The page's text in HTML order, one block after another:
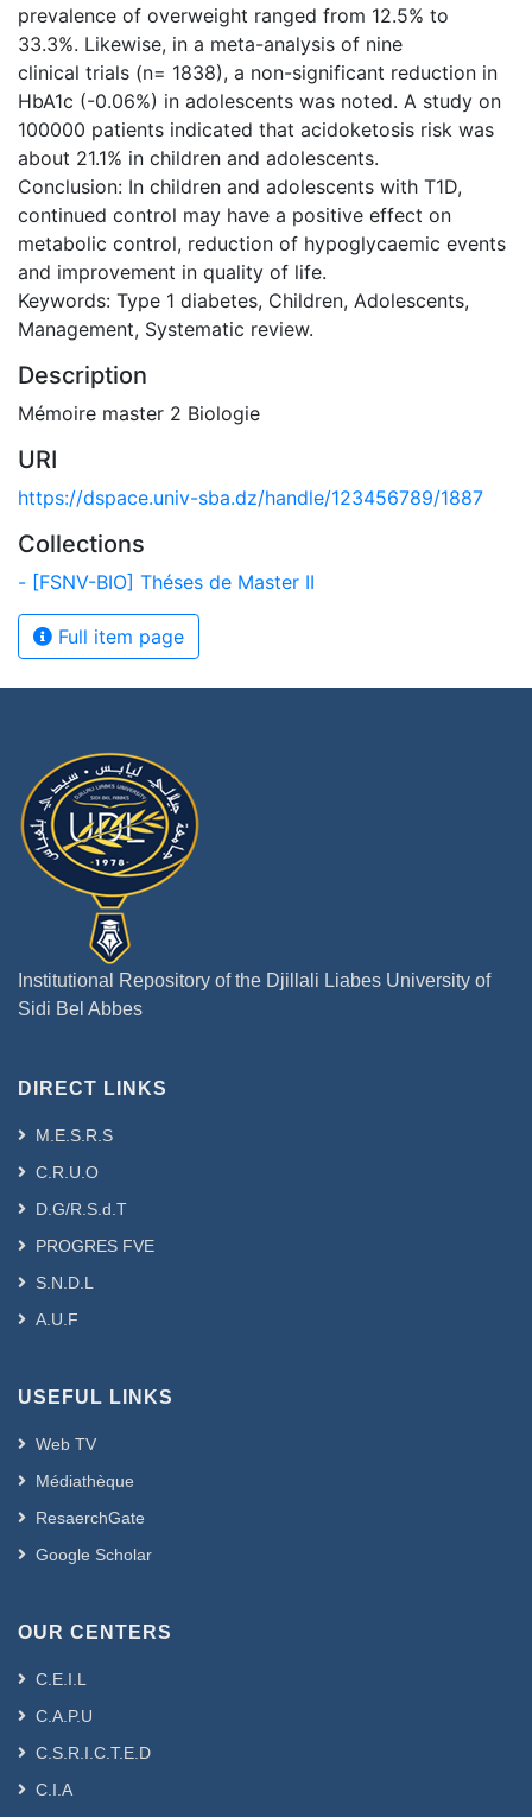
prevalence of overweight ranged from 12.5% to
33.3%. Likewise, in a meta-analysis of nine
clinical trials (n= 1838), a non-significant reduction in
HbA1c (-0.06%) in adolescents was noted. A study on
100000 patients indicated that acidoketosis risk was
about 21.1% in children and adolescents.
Conclusion: In children and adolescents with T1D,
continued control may have a positive effect on
metabolic control, reduction of hypoglycaemic events
and improvement in quality of life.
Keywords: Type 1 diabetes, Children, Adolescents,
Management, Systematic review.
Description
Mémoire master 2 Biologie
URI
https://dspace.univ-sba.dz/handle/123456789/1887
Collections
- [FSNV-BIO] Théses de Master II
Full item page
Institutional Repository of the Djillali Liabes University of
Sidi Bel Abbes
DIRECT LINKS
M.E.S.R.S
C.R.U.O
D.G/R.S.d.T
PROGRES FVE
S.N.D.L
A.U.F
USEFUL LINKS
Web TV
Médiathèque
ResaerchGate
Google Scholar
OUR CENTERS
C.E.I.L
C.A.P.U
C.S.R.I.C.T.E.D
C.I.A